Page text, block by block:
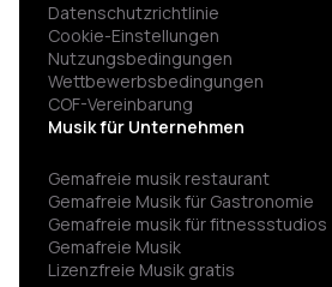
Datenschutzrichtlinie
Cookie-Einstellungen
Nutzungsbedingungen
Wettbewerbsbedingungen
COF-Vereinbarung
Musik für Unternehmen
Gemafreie musik restaurant
Gemafreie Musik für Gastronomie
Gemafreie musik für fitness­studios
Gemafreie Musik
Lizenzfreie Musik gratis